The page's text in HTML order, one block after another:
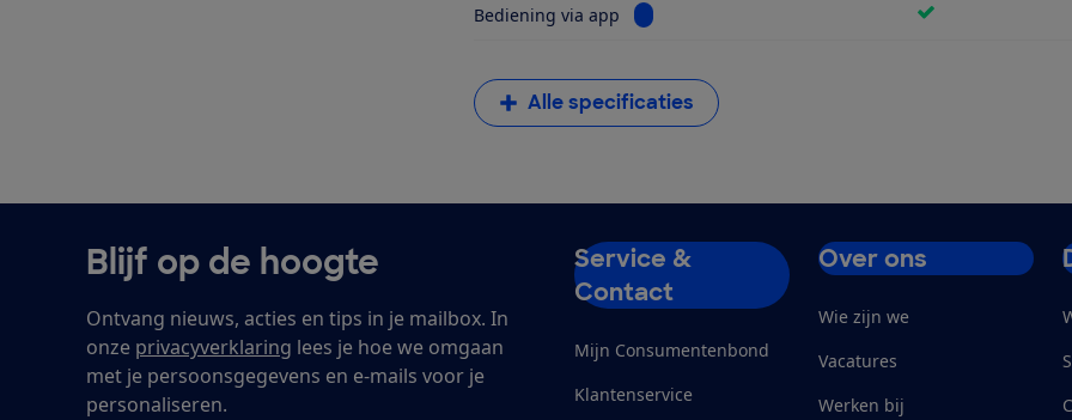
Bediening via app Bekijk informatie voor Bediening via app
Alle specificaties
Blijf op de hoogte
Ontvang nieuws, acties en tips in je mailbox. In
onze privacyverklaring lees je hoe we omgaan
met je persoonsgegevens en e-mails voor je
personaliseren.
Service &
Contact
Mijn Consumentenbond
Klantenservice
Over ons
Wie zijn we
Vacatures
Werken bij